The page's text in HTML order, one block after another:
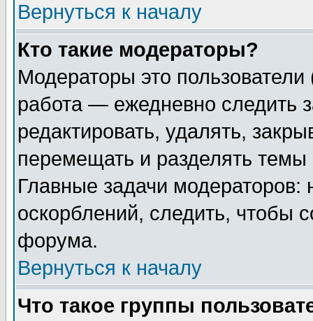
Вернуться к началу
Кто такие модераторы?
Модераторы это
работа — ежедневно следить
редактировать, удалять,
перемещать и разделять
Главные задачи
оскорблений, следить, чтобы
форума.
Вернуться к началу
Что такое группы